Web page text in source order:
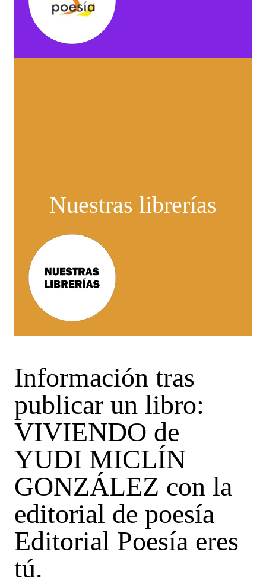
Nuestras librerías
Información tras
publicar un libro:
VIVIENDO de
YUDI MICLÍN
GONZÁLEZ con la
editorial de poesía
Editorial Poesía eres
tú.